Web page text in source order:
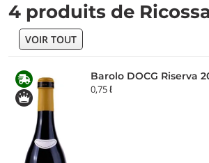
4 produits de
VOIR TOUT
Barolo DOCG Riserva
0,75 ℓ